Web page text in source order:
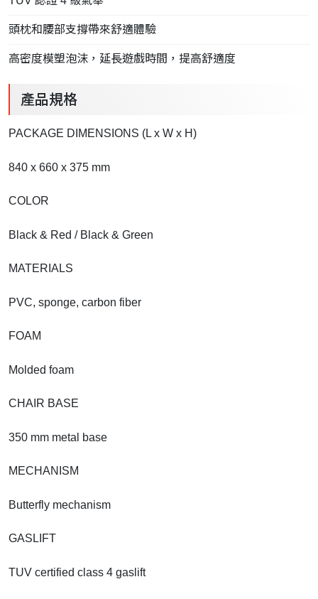
頭枕和腰部支撐帶來舒適體驗
高密度模塑泡沫，延長遊戲時間，提高舒適度
產品規格
PACKAGE DIMENSIONS (L x W x H)
840 x 660 x 375 mm
COLOR
Black & Red / Black & Green
MATERIALS
PVC, sponge, carbon fiber
FOAM
Molded foam
CHAIR BASE
350 mm metal base
MECHANISM
Butterfly mechanism
GASLIFT
TUV certified class 4 gaslift